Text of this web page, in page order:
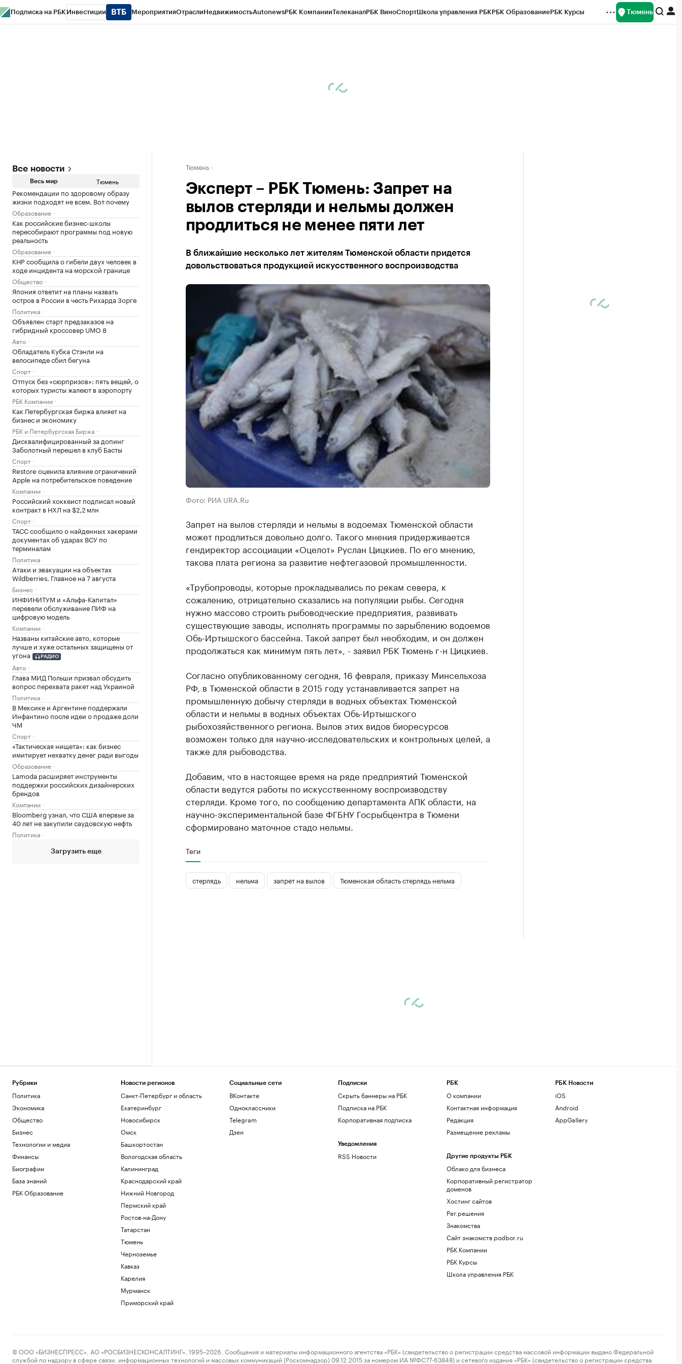
Подписка на РБК Инвестиции МероприятияОтраслиНедвижимостьAutonewsРБК КомпанииТелеканалРБК ВиноСпортШкола управления РБКРБК ОбразованиеРБК Курсы Тюмень
Все новости
Весь мир Тюмень
Рекомендации по здоровому образу
жизни подходят не всем. Вот почему
Образование
Как российские бизнес-школы
пересобирают программы под новую
реальность
Образование
КНР сообщила о гибели двух человек в
ходе инцидента на морской границе
Общество
Япония ответит на планы назвать
остров в России в честь Рихарда Зорге
Политика
Объявлен старт предзаказов на
гибридный кроссовер UMO 8
Авто
Обладатель Кубка Стэнли на
велосипеде сбил бегуна
Спорт
Отпуск без «сюрпризов»: пять вещей, о
которых туристы жалеют в аэропорту
РБК Компании
Как Петербургская биржа влияет на
бизнес и экономику
РБК и Петербургская Биржа
Дисквалифицированный за допинг
Заболотный перешел в клуб Басты
Спорт
Restore оценила влияние ограничений
Apple на потребительское поведение
Компании
Российский хоккеист подписал новый
контракт в НХЛ на $2,2 млн
Спорт
ТАСС сообщило о найденных хакерами
документах об ударах ВСУ по
терминалам
Политика
Атаки и эвакуации на объектах
Wildberries. Главное на 7 августа
Бизнес
ИНФИНИТУМ и «Альфа-Капитал»
перевели обслуживание ПИФ на
цифровую модель
Компании
Названы китайские авто, которые
лучше и хуже остальных защищены от
угона
РАДИО
Авто
Глава МИД Польши призвал обсудить
вопрос перехвата ракет над Украиной
Политика
В Мексике и Аргентине поддержали
Инфантино после идеи о продаже доли
ЧМ
Спорт
«Тактическая нищета»: как бизнес
имитирует нехватку денег ради выгоды
Образование
Lamoda расширяет инструменты
поддержки российских дизайнерских
брендов
Компании
Bloomberg узнал, что США впервые за
40 лет не закупили саудовскую нефть
Политика
Загрузить еще
Тюмень
Эксперт – РБК Тюмень: Запрет на
вылов стерляди и нельмы должен
продлиться не менее пяти лет
В ближайшие несколько лет жителям Тюменской области придется
довольствоваться продукцией искусственного воспроизводства
Фото: РИА URA.Ru
Запрет на вылов стерляди и нельмы в водоемах Тюменской области
может продлиться довольно долго. Такого мнения придерживается
гендиректор ассоциации «Оцелот» Руслан Цицкиев. По его мнению,
такова плата региона за развитие нефтегазовой промышленности.
«Трубопроводы, которые прокладывались по рекам севера, к
сожалению, отрицательно сказались на популяции рыбы. Сегодня
нужно массово строить рыбоводческие предприятия, развивать
существующие заводы, исполнять программы по зарыблению водоемов
Обь-Иртышского бассейна. Такой запрет был необходим, и он должен
продолжаться как минимум пять лет», - заявил РБК Тюмень г-н Цицкиев.
Согласно опубликованному сегодня, 16 февраля, приказу Минсельхоза
РФ, в Тюменской области в 2015 году устанавливается запрет на
промышленную добычу стерляди в водных объектах Тюменской
области и нельмы в водных объектах Обь-Иртышского
рыбохозяйственного региона. Вылов этих видов биоресурсов
возможен только для научно-исследовательских и контрольных целей, а
также для рыбоводства.
Добавим, что в настоящее время на ряде предприятий Тюменской
области ведутся работы по искусственному воспроизводству
стерляди. Кроме того, по сообщению департамента АПК области, на
научно-экспериментальной базе ФГБНУ Госрыбцентра в Тюмени
сформировано маточное стадо нельмы.
Теги
стерлядь нельма запрет на вылов Тюменская область стерлядь нельма
Рубрики
Политика
Экономика
Общество
Бизнес
Технологии и медиа
Финансы
Биографии
База знаний
РБК Образование
Новости регионов
Санкт-Петербург и область
Екатеринбург
Новосибирск
Омск
Башкортостан
Вологодская область
Калининград
Краснодарский край
Нижний Новгород
Пермский край
Ростов-на-Дону
Татарстан
Тюмень
Черноземье
Кавказ
Карелия
Мурманск
Приморский край
Социальные сети
ВКонтакте
Одноклассники
Telegram
Дзен
Подписки
Скрыть баннеры на РБК
Подписка на РБК
Корпоративная подписка
Уведомления
RSS Новости
РБК
О компании
Контактная информация
Редакция
Размещение рекламы
Другие продукты РБК
Облако для бизнеса
Корпоративный регистратор
доменов
Хостинг сайтов
Рег.решения
Знакомства
Сайт знакомств podbor.ru
РБК Компании
РБК Курсы
Школа управления РБК
РБК Новости
iOS
Android
AppGallery
© ООО «БИЗНЕСПРЕСС», АО «РОСБИЗНЕСКОНСАЛТИНГ», 1995–2026. Сообщения и материалы информационного агентства «РБК» (свидетельство о регистрации средства массовой информации выдано Федеральной
службой по надзору в сфере связи, информационных технологий и массовых коммуникаций (Роскомнадзор) 09.12.2015 за номером ИА №ФС77-63848) и сетевого издания «РБК» (свидетельство о регистрации средства